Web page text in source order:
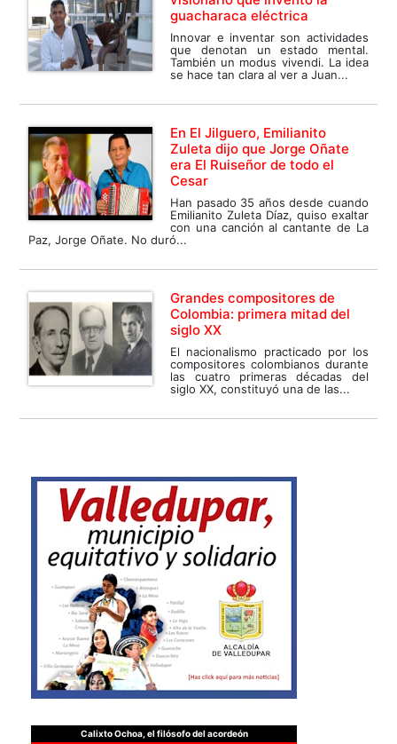
guacharaca eléctrica
Innovar e inventar son actividades
que denotan un estado mental.
También un modus vivendi. La idea
se hace tan clara al ver a Juan...
En El Jilguero, Emilianito
Zuleta dijo que Jorge Oñate
era El Ruiseñor de todo el
Cesar
Han pasado 35 años desde cuando
Emilianito Zuleta Díaz, quiso exaltar
con una canción al cantante de La
Paz, Jorge Oñate. No duró...
Grandes compositores de
Colombia: primera mitad del
siglo XX
El nacionalismo practicado por los
compositores colombianos durante
las cuatro primeras décadas del
siglo XX, constituyó una de las...
Calixto Ochoa, el filósofo del acordeón